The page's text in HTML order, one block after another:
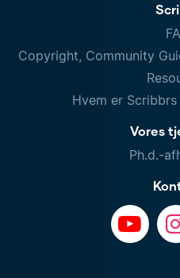
Copyright, Community
Hvem er
Vores
Ph.d.-